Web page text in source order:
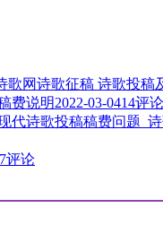
歌网诗歌征稿 诗歌投稿
费说明2022-03-0414评论
代诗歌投稿稿费问题_
7评论